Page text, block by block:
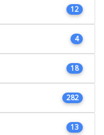
12
4
18
282
13